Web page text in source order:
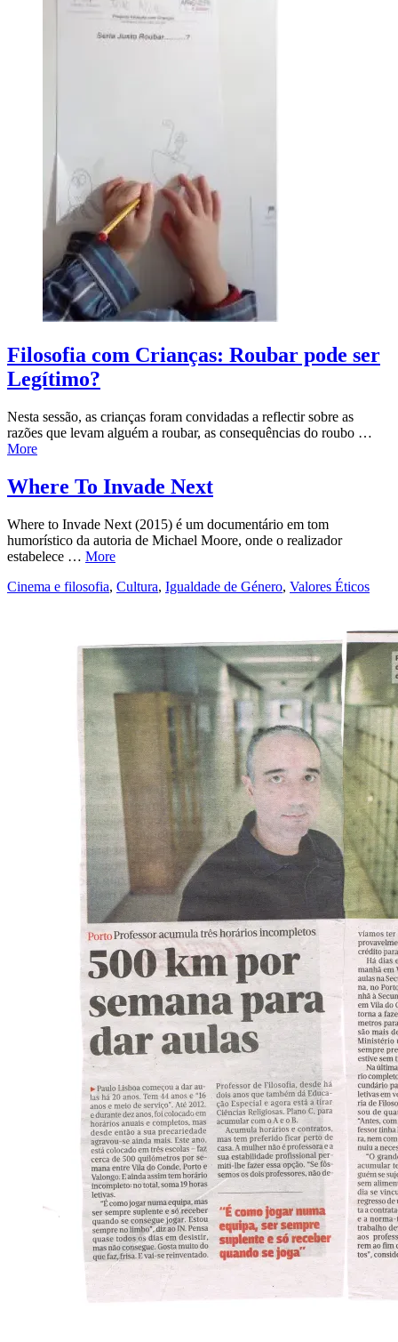
Filosofia com Crianças: Roubar pode ser
Legítimo?
Nesta sessão, as crianças foram convidadas a reflectir sobre as
razões que levam alguém a roubar, as consequências do roubo …
More
Where To Invade Next
Where to Invade Next (2015) é um documentário em tom
humorístico da autoria de Michael Moore, onde o realizador
estabelece … More
Cinema e filosofia, Cultura, Igualdade de Género, Valores Éticos